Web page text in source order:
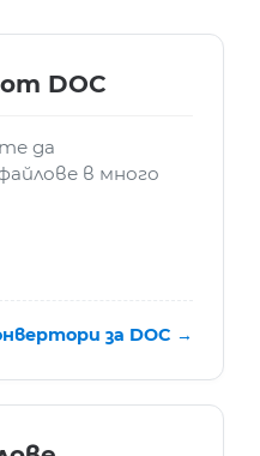
DOC
да
в много
за DOC →